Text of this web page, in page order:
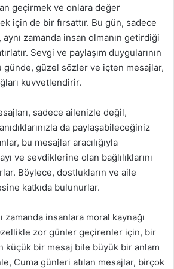
geçirmek ve onlara değer
için de bir fırsattır. Bu gün, sadece
zamanda insan olmanın getirdiği
Sevgi ve paylaşım duygularının
günde, güzel sözler ve içten mesajlar,
kuvvetlendirir.
sadece ailenizle değil,
da paylaşabileceğiniz
bu mesajlar aracılığıyla
ve sevdiklerine olan bağlılıklarını
Böylece, dostlukların ve aile
katkıda bulunurlar.
zamanda insanlara moral kaynağı
zor günler geçirenler için, bir
küçük bir mesaj bile büyük bir anlam
Cuma günleri atılan mesajlar, birçok